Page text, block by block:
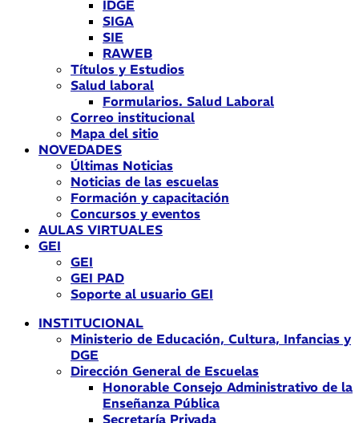
IDGE
SIGA
SIE
RAWEB
Títulos y Estudios
Salud laboral
Formularios. Salud Laboral
Correo institucional
Mapa del sitio
NOVEDADES
Últimas Noticias
Noticias de las escuelas
Formación y capacitación
Concursos y eventos
AULAS VIRTUALES
GEI
GEI
GEI PAD
Soporte al usuario GEI
INSTITUCIONAL
Ministerio de Educación, Cultura, Infancias y
DGE
Dirección General de Escuelas
Honorable Consejo Administrativo de la
Enseñanza Pública
Secretaría Privada